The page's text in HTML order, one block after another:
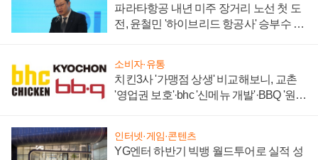
파라타항공 내년 미주 장거리 노선 첫 도
전, 윤철민 '하이브리드 항공사' 승부수 통
소비자·유통
치킨3사 '가맹점 상생' 비교해보니, 교촌
'영업권 보호'·bhc '신메뉴 개발'·BBQ '원가
인터넷·게임·콘텐츠
YG엔터 하반기 빅뱅 월드투어로 실적 성